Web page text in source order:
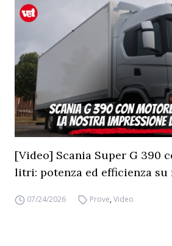
[Video] Scania Super G 390
litri: potenza ed efficienza su
07/24/2026 Prove,Video